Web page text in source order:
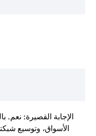
الإجابة القصيرة: نعم.
الأسواق، وتوسيع